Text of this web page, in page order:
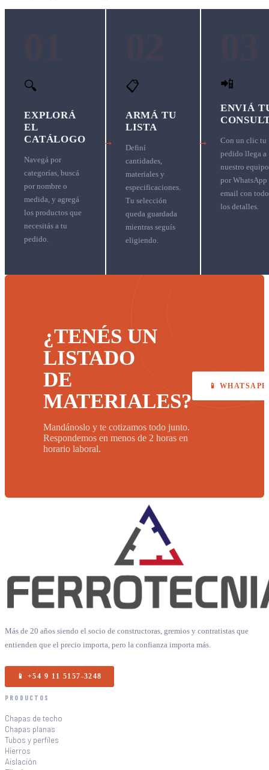
🔍
EXPLORÁ
EL
CATÁLOGO
Navegá por
categorías, buscá
por nombre o
medida, y agregá
los productos que
necesitás a tu
pedido.
→
📋
ARMÁ TU
LISTA
Definí
cantidades,
materiales y
especificaciones.
Tu selección
queda guardada
mientras seguís
eligiendo.
→
📲
ENVIÁ
Con un clic tu
pedido llega a
nuestro equipo
por WhatsApp
email con
los detalles.
¿TENÉS UN
LISTADO
DE
MATERIALES?
Mandánoslo y te cotizamos todo junto.
Respondemos en menos de 2 horas en
horario laboral.
📱
Más de 20 años siendo el socio de constructoras, gremios y contratistas que
entienden que el precio importa, pero la confianza importa más.
📱 +54 9 11 5157-3248
PRODUCTOS
Chapas de techo
Chapas planas
Tubos y perfiles
Hierros
Aislación